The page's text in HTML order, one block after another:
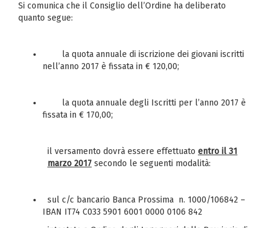
Si comunica che il Consiglio dell’Ordine ha deliberato
quanto segue:
la quota annuale di iscrizione dei giovani iscritti
nell’anno 2017 è fissata in € 120,00;
la quota annuale degli Iscritti per l’anno 2017 è
fissata in € 170,00;
il versamento dovrà essere effettuato entro il 31
marzo 2017 secondo le seguenti modalità:
sul c/c bancario Banca Prossima n. 1000/106842 –
IBAN IT74 C033 5901 6001 0000 0106 842